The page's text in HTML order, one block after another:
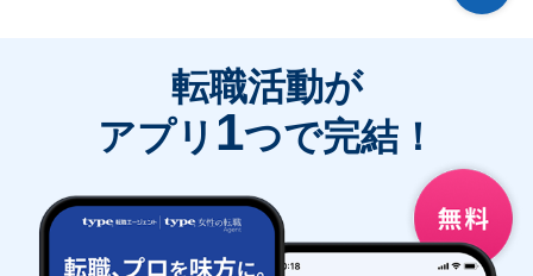
転職活動が
アプリ 1つで完結！